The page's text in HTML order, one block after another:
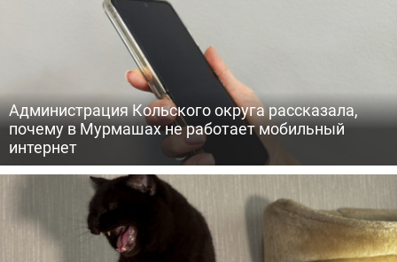
Администрация Кольского округа рассказала,
почему в Мурмашах не работает мобильный
интернет